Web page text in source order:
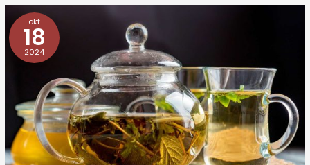
okt
18
2024
Egyszerű,
otthoni
módszerek
torokfájás
ellen